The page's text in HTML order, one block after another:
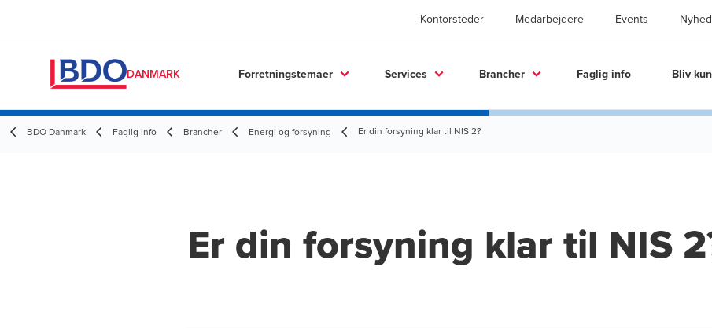
Kontorsteder Medarbejdere Events
DANMARK Forretningstemaer Services Brancher Faglig info Bliv
BDO Danmark Faglig info Brancher Energi og forsyning Er din forsyning klar til NIS 2?
Er din forsyning klar til NIS